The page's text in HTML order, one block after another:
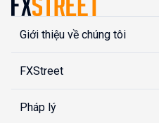
Giới thiệu về chúng tôi
FXStreet
Pháp lý